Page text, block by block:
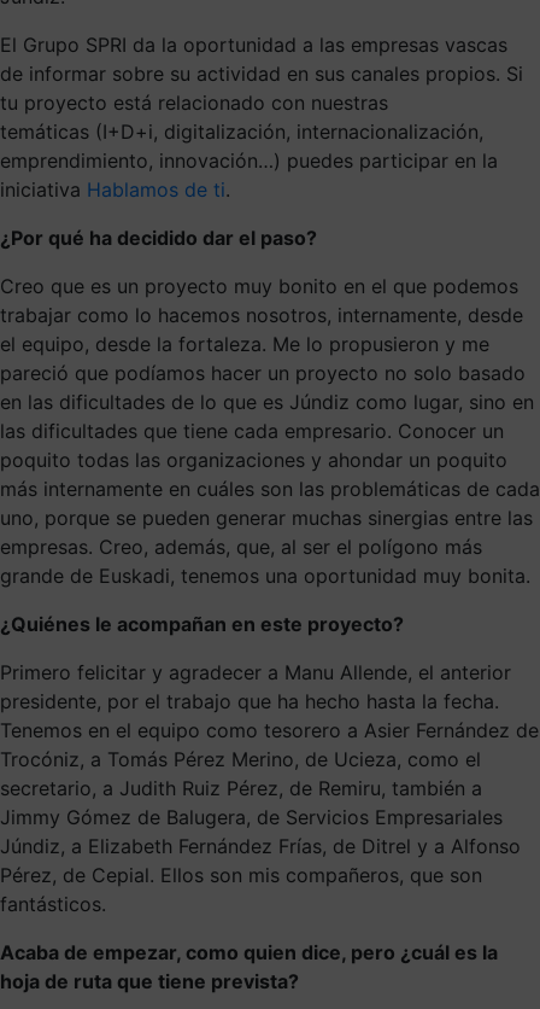
El Grupo SPRI da la oportunidad a las empresas vascas
de informar sobre su actividad en sus canales propios. Si
tu proyecto está relacionado con nuestras
temáticas (I+D+i, digitalización, internacionalización,
emprendimiento, innovación…) puedes participar en la
iniciativa Hablamos de ti.
¿Por qué ha decidido dar el paso?
Creo que es un proyecto muy bonito en el que podemos
trabajar como lo hacemos nosotros, internamente, desde
el equipo, desde la fortaleza. Me lo propusieron y me
pareció que podíamos hacer un proyecto no solo basado
en las dificultades de lo que es Júndiz como lugar, sino en
las dificultades que tiene cada empresario. Conocer un
poquito todas las organizaciones y ahondar un poquito
más internamente en cuáles son las problemáticas de cada
uno, porque se pueden generar muchas sinergias entre las
empresas. Creo, además, que, al ser el polígono más
grande de Euskadi, tenemos una oportunidad muy bonita.
¿Quiénes le acompañan en este proyecto?
Primero felicitar y agradecer a Manu Allende, el anterior
presidente, por el trabajo que ha hecho hasta la fecha.
Tenemos en el equipo como tesorero a Asier Fernández de
Trocóniz, a Tomás Pérez Merino, de Ucieza, como el
secretario, a Judith Ruiz Pérez, de Remiru, también a
Jimmy Gómez de Balugera, de Servicios Empresariales
Júndiz, a Elizabeth Fernández Frías, de Ditrel y a Alfonso
Pérez, de Cepial. Ellos son mis compañeros, que son
fantásticos.
Acaba de empezar, como quien dice, pero ¿cuál es la
hoja de ruta que tiene prevista?